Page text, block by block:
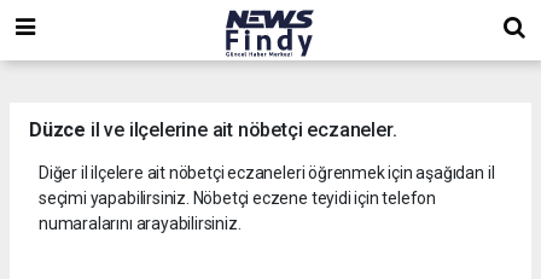
Düzce il ve ilçelerine ait nöbetçi eczaneler.
Diğer il ilçelere ait nöbetçi eczaneleri öğrenmek için aşağıdan il
seçimi yapabilirsiniz. Nöbetçi eczene teyidi için telefon
numaralarını arayabilirsiniz.